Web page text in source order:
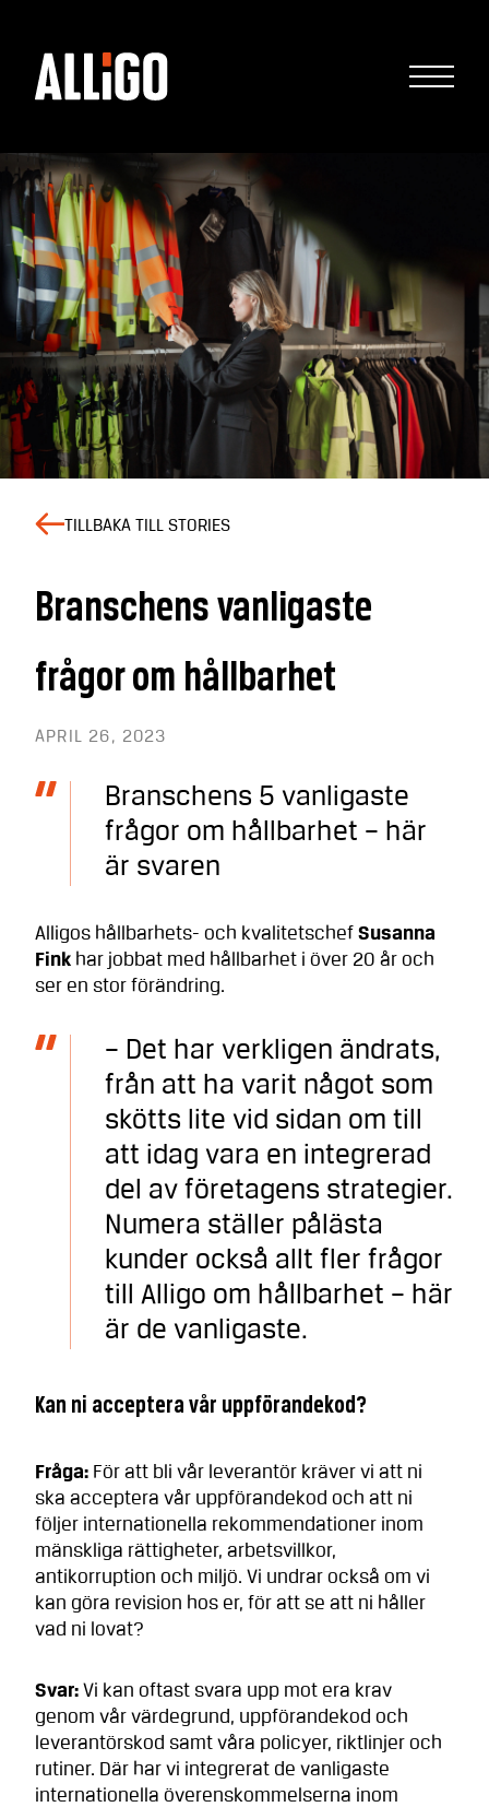
TILLBAKA TILL STORIES
Branschens vanligaste
frågor om hållbarhet
APRIL 26, 2023
Branschens 5 vanligaste
frågor om hållbarhet – här
är svaren
Alligos hållbarhets- och kvalitetschef Susanna
Fink har jobbat med hållbarhet i över 20 år och
ser en stor förändring.
– Det har verkligen ändrats,
från att ha varit något som
skötts lite vid sidan om till
att idag vara en integrerad
del av företagens strategier.
Numera ställer pålästa
kunder också allt fler frågor
till Alligo om hållbarhet – här
är de vanligaste.
Kan ni acceptera vår uppförandekod?
Fråga: För att bli vår leverantör kräver vi att ni
ska acceptera vår uppförandekod och att ni
följer internationella rekommendationer inom
mänskliga rättigheter, arbetsvillkor,
antikorruption och miljö. Vi undrar också om vi
kan göra revision hos er, för att se att ni håller
vad ni lovat?
Svar: Vi kan oftast svara upp mot era krav
genom vår värdegrund, uppförandekod och
leverantörskod samt våra policyer, riktlinjer och
rutiner. Där har vi integrerat de vanligaste
internationella överenskommelserna inom